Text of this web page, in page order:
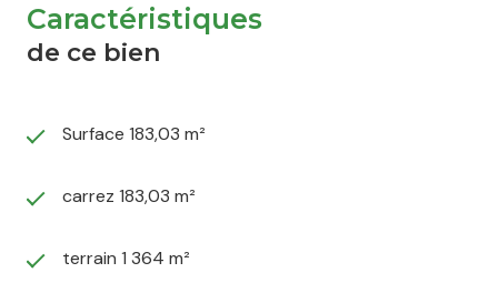
Caractéristiques
de ce bien
Surface 183,03 m²
carrez 183,03 m²
terrain 1 364 m²